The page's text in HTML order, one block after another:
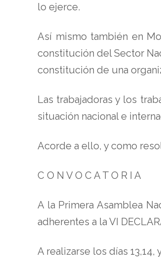
lo ejerce.
Así mismo también en
constitución del Sector
constitución de una
Las trabajadoras y los
situación nacional e
Acorde a ello, y como
C O N V O C A T O R I A
A la Primera Asamblea
adherentes a la VI
A realizarse los días